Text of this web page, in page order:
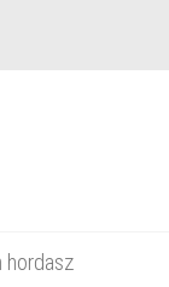
hordasz